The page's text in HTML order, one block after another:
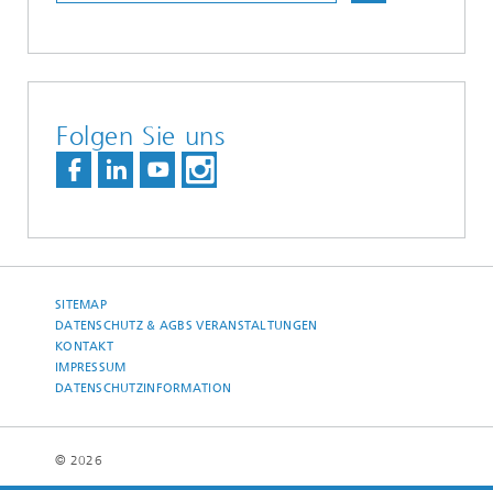
Folgen Sie uns
SITEMAP
DATENSCHUTZ & AGBS VERANSTALTUNGEN
KONTAKT
IMPRESSUM
DATENSCHUTZINFORMATION
© 2026